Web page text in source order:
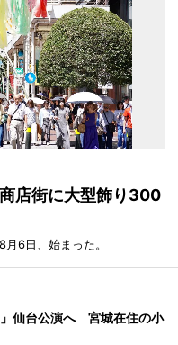
店街に大型飾り300
6日、始まった。
」仙台公演へ 宮城在住の小